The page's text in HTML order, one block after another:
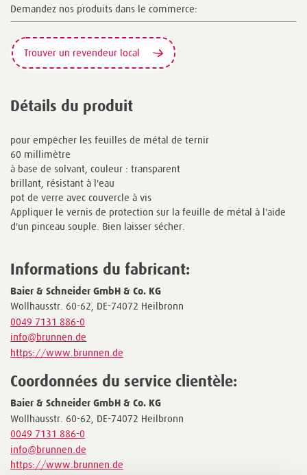
Demandez nos produits dans le commerce:
Trouver un revendeur local
Détails du produit
pour empêcher les feuilles de métal de ternir
60 millimètre
à base de solvant, couleur : transparent
brillant, résistant à l'eau
pot de verre avec couvercle à vis
Appliquer le vernis de protection sur la feuille de métal à l'aide
d'un pinceau souple. Bien laisser sécher.
Informations du fabricant:
Baier & Schneider GmbH & Co. KG
Wollhausstr. 60-62, DE-74072 Heilbronn
0049 7131 886-0
info@brunnen.de
https://www.brunnen.de
Coordonnées du service clientèle:
Baier & Schneider GmbH & Co. KG
Wollhausstr. 60-62, DE-74072 Heilbronn
0049 7131 886-0
info@brunnen.de
https://www.brunnen.de